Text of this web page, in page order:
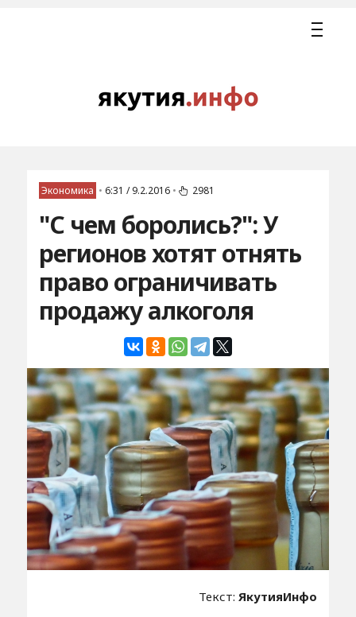
Экономика • 6:31 / 9.2.2016 • 2981
"С чем боролись?": У
регионов хотят отнять
право ограничивать
продажу алкоголя
Текст: ЯкутияИнфо